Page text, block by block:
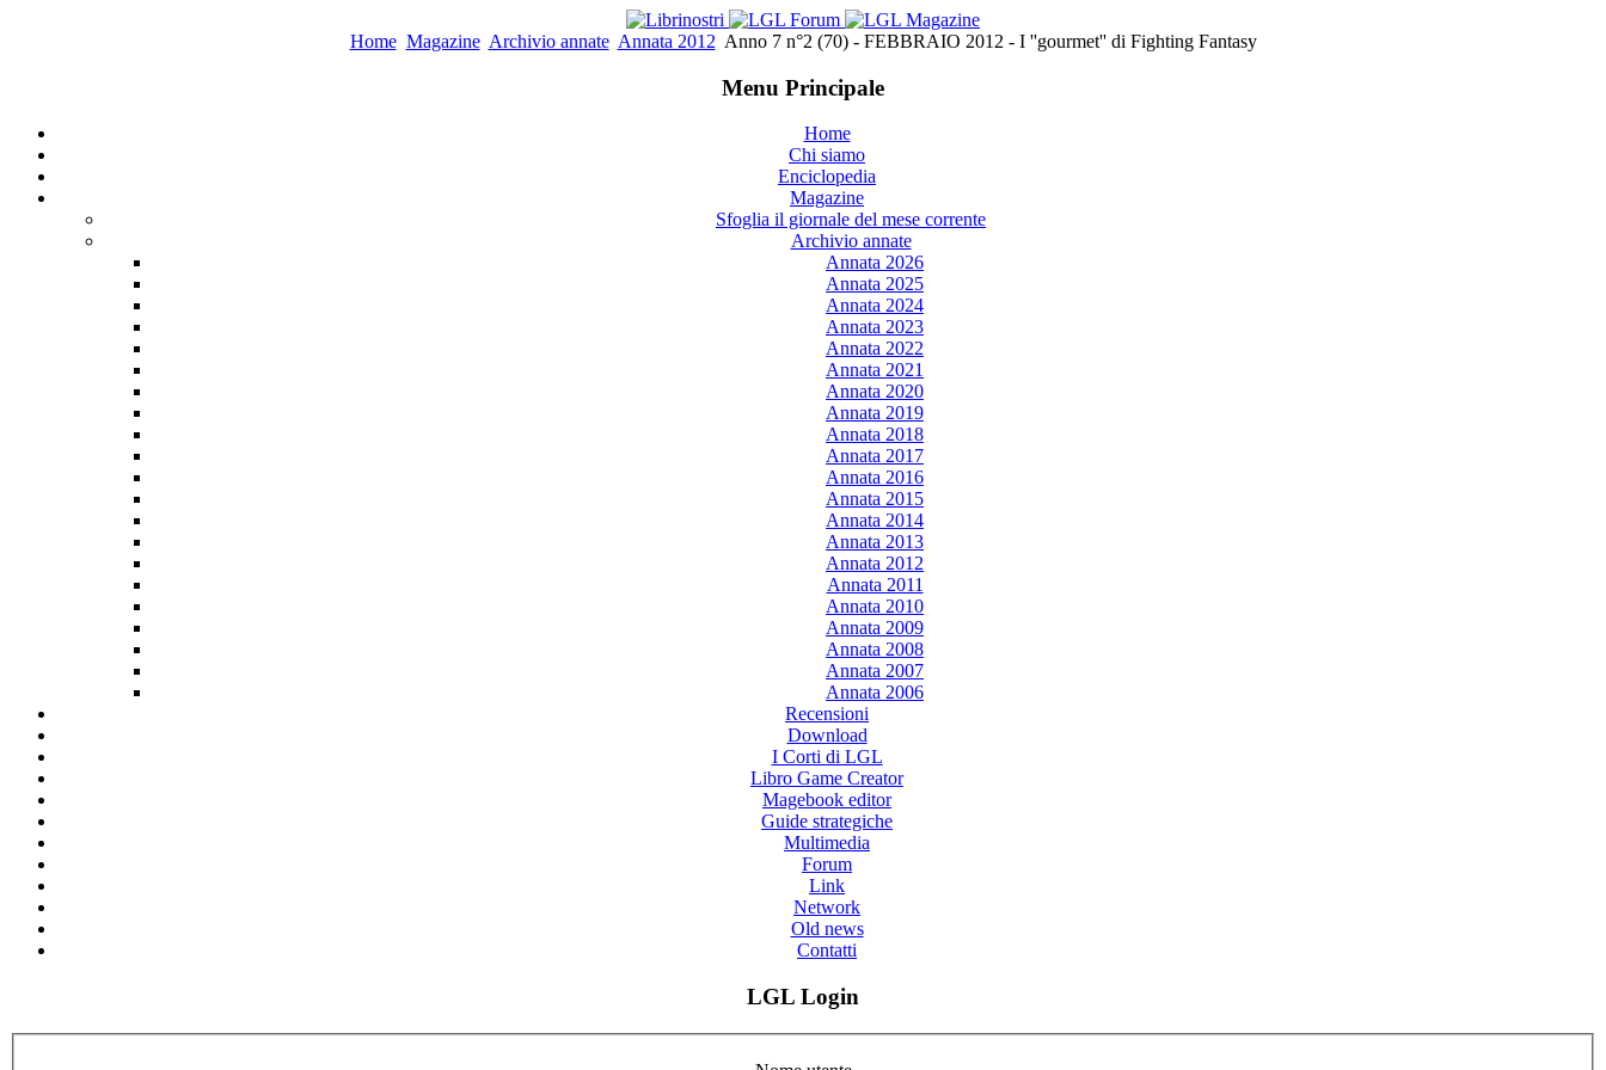
Home Magazine Archivio annate Annata 2012 Anno 7 n°2 (70) - FEBBRAIO 2012 - I ''gourmet'' di Fighting Fantasy
Menu Principale
Home
Chi siamo
Enciclopedia
Magazine
Sfoglia il giornale del mese corrente
Archivio annate
Annata 2026
Annata 2025
Annata 2024
Annata 2023
Annata 2022
Annata 2021
Annata 2020
Annata 2019
Annata 2018
Annata 2017
Annata 2016
Annata 2015
Annata 2014
Annata 2013
Annata 2012
Annata 2011
Annata 2010
Annata 2009
Annata 2008
Annata 2007
Annata 2006
Recensioni
Download
I Corti di LGL
Libro Game Creator
Magebook editor
Guide strategiche
Multimedia
Forum
Link
Network
Old news
Contatti
LGL Login